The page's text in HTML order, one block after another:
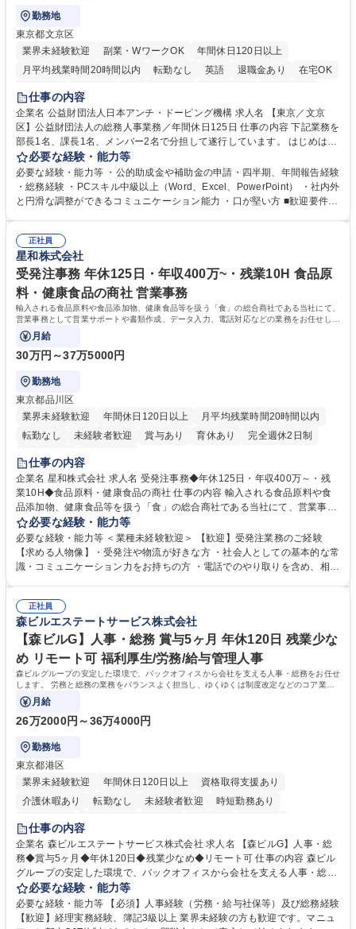
勤務地
東京都文京区
業界未経験歓迎
副業・WワークOK
年間休日120日以上
月平均残業時間20時間以内
転勤なし 英語 退職金あり
在宅OK
賞与あり
育休あり
食事補助あり
仕事の内容
企業名 公益財団法人日本アンチ・ドーピング機構 求人名 【東京／文京
区】公益財団法人の総務人事業務／年間休日125日 仕事の内容 下記業務を
部長1名、課長1名、メンバー2名で分担して遂行しています。 はじめは担
当者として業務を覚えていただき、ゆくゆくはリーダーやマネージャーポ
ジションとして活躍いただくことを期待しています。 【総務・人事グルー
プの業務内容】 ・人事制度関連 ・採用活動 ・教育研修の企画、実行 ・勤
怠管理 ・官公庁への各種提出 ・法定の会議運営（評議員会、理事会） ・
管理 ・福利厚生関連 ・職員からの問合せ、相談対応 ・その他日常の総務
業務全般 募集職種 【東京／文京区】公益財団法人の総務人事業務／年間
休日125日
必要な経験・能力等
必要な経験・能力等 ・公的助成金や補助金の申請・四半期、年間報告経験
・総務経験 ・PCスキル中級以上（Word、Excel、PowerPoint） ・社内外
と円滑な調整ができるコミュニケーション能力 ・口が堅い方 ■歓迎要件
正社員
星和株式会社
受発注事務 年休125日・年収400万~・残業10H 食品原
料・健康食品の商社 営業事務
輸入される食品原料や食品添加物、健康食品等を扱う「食」の総合商社である当社にて、
営業事務として営業サポートや書類作成、データ入力、電話対応などの業務をお任せしま
す。
月給
30万円～37万5000円
勤務地
東京都品川区
業界未経験歓迎
年間休日120日以上
月平均残業時間20時間以内
転勤なし
未経験者歓迎 賞与あり 育休あり
完全週休2日制
交通費支給
仕事の内容
企業名 星和株式会社 求人名 受発注事務◆年休125日・年収400万～・残
業10H◆食品原料・健康食品の商社 仕事の内容 輸入される食品原料や食
品添加物、健康食品等を扱う「食」の総合商社である当社にて、営業事務
として営業サポートや書類作成、データ入力、電話対応などの業務をお任
せします。 ・受注／出荷指示／売上管理／仕入管理／在庫管理／お客様や
倉庫と電話確認など、販売に関わる事務、営業サポートをお願いします。
・入社後は商品について覚えることから始め、先輩社員OJTと共に業務を
万～・残業10H◆食品原料・健康食品の商社
必要な経験・能力等
必要な経験・能力等 ＜業種未経験歓迎＞ 【歓迎】受発注業務のご経験
【求める人物像】・受発注や物流が好きな方 ・社会人としての基本的な常
識・コミュニケーション力をお持ちの方 ・電話でのやり取りを含め、相手
演算ができる方 ・業務ルールや指示を理解し、行動できる方 学歴・資格
学歴：大学院 大学 短大 語学力： 資格：
正社員
森ビルエステートサービス株式会社
【森ビルG】人事・総務 賞与5ヶ月 年休120日 残業少な
め リモート可 福利厚生/労務/給与管理人事
森ビルグループの安定した環境で、バックオフィスから会社を支える人事・総務をお任せ
します。 労務と総務の業務をバランスよく担当し、ゆくゆくは制度改定などのコア業務
にも挑戦できる、やりがいある環境です。
月給
26万2000円～36万4000円
勤務地
東京都港区
業界未経験歓迎
年間休日120日以上
資格取得支援あり
介護休暇あり
転勤なし 未経験者歓迎
時短勤務あり
経験者歓迎
完全週休2日制
交通費支給 長期歓迎 駅近5分以内 土日祝休み
仕事の内容
企業名 森ビルエステートサービス株式会社 求人名 【森ビルG】人事・総
務◆賞与5ヶ月◆年休120日◆残業少なめ◆リモート可 仕事の内容 森ビル
グループの安定した環境で、バックオフィスから会社を支える人事・総務
をお任せします。 労務と総務の業務をバランスよく担当し、ゆくゆくは制
度改定などのコア業務にも挑戦できる、やりがいある環境です。 ■勤怠管
理、給与計算、社会保険手続き、年末調整等の労務管理全般 ■入退社手続
必要な経験・能力等
必要な経験・能力等 【必須】人事経験（労務・給与社保等）及び総務経験
【歓迎】経理実務経験、簿記3級以上 業界未経験の方も歓迎です。マニュ